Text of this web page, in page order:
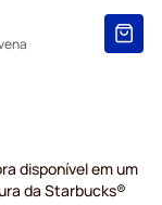
disponível em um
da Starbucks®